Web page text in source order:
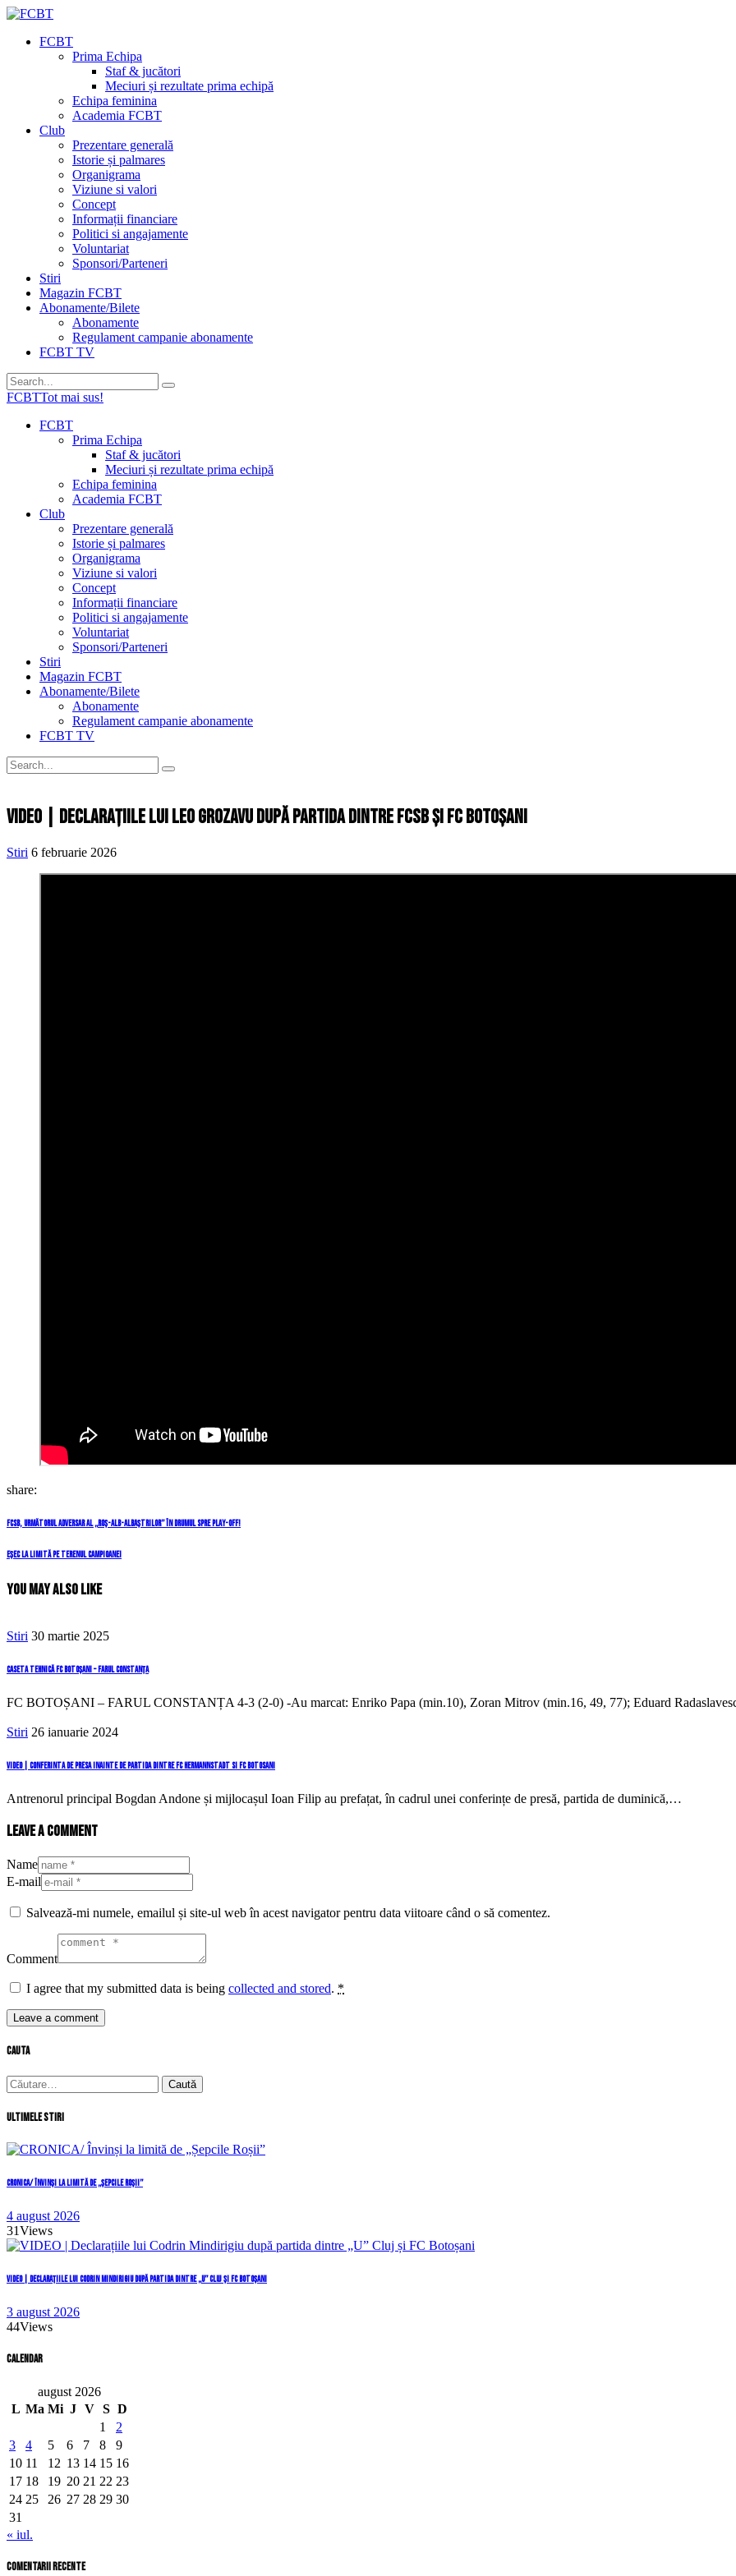
FCBT
Prima Echipa
Staf & jucători
Meciuri și rezultate prima echipă
Echipa feminina
Academia FCBT
Club
Prezentare generală
Istorie și palmares
Organigrama
Viziune si valori
Concept
Informații financiare
Politici si angajamente
Voluntariat
Sponsori/Parteneri
Stiri
Magazin FCBT
Abonamente/Bilete
Abonamente
Regulament campanie abonamente
FCBT TV
FCBTTot mai sus!
FCBT
Prima Echipa
Staf & jucători
Meciuri și rezultate prima echipă
Echipa feminina
Academia FCBT
Club
Prezentare generală
Istorie și palmares
Organigrama
Viziune si valori
Concept
Informații financiare
Politici si angajamente
Voluntariat
Sponsori/Parteneri
Stiri
Magazin FCBT
Abonamente/Bilete
Abonamente
Regulament campanie abonamente
FCBT TV
VIDEO | Declarațiile lui Leo Grozavu după partida dintre FCSB și FC Botoșani
Stiri 6 februarie 2026
share:
Navigare
în
Previous
FCSB, următorul adversar al „roș-alb-albaștrilor” în drumul spre play-off!
Next
Eșec la limită pe terenul campioanei
You May Also Like
Stiri 30 martie 2025
Caseta tehnică FC Botoșani – Farul Constanța
FC BOTOȘANI – FARUL CONSTANȚA 4-3 (2-0) -Au marcat: Enriko Papa (min.10), Zoran Mitrov (min.16, 49, 77); Eduard
Stiri 26 ianuarie 2024
Video | Conferinta de presa inainte de partida dintre FC Hermannstadt si FC Botosani
Antrenorul principal Bogdan Andone și mijlocașul Ioan Filip au prefațat, în cadrul unei conferințe de presă, partida de duminică,…
Leave a comment
Name
E-mail
Salvează-mi numele, emailul și site-ul web în acest navigator pentru data viitoare când o să comentez.
Comment
I agree that my submitted data is being collected and stored. *
cauta
Caută
după:
Ultimele stiri
CRONICA/ Învinși la limită de „Șepcile Roșii”
4 august 2026
31Views
VIDEO | Declarațiile lui Codrin Mindirigiu după partida dintre „U” Cluj și FC Botoșani
3 august 2026
44Views
Calendar
august 2026
L Ma Mi J V S D
1
2
3
4 5 6 7 8
9
10 11 12 13 14 15 16
17 18 19 20 21 22 23
24 25 26 27 28 29 30
31
« iul.
comentarii recente